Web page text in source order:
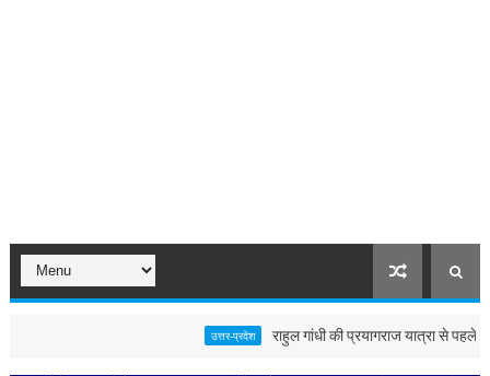
उत्तर-प्रदेश राहुल गांधी की प्रयागराज यात्रा से पहले पोस्टर